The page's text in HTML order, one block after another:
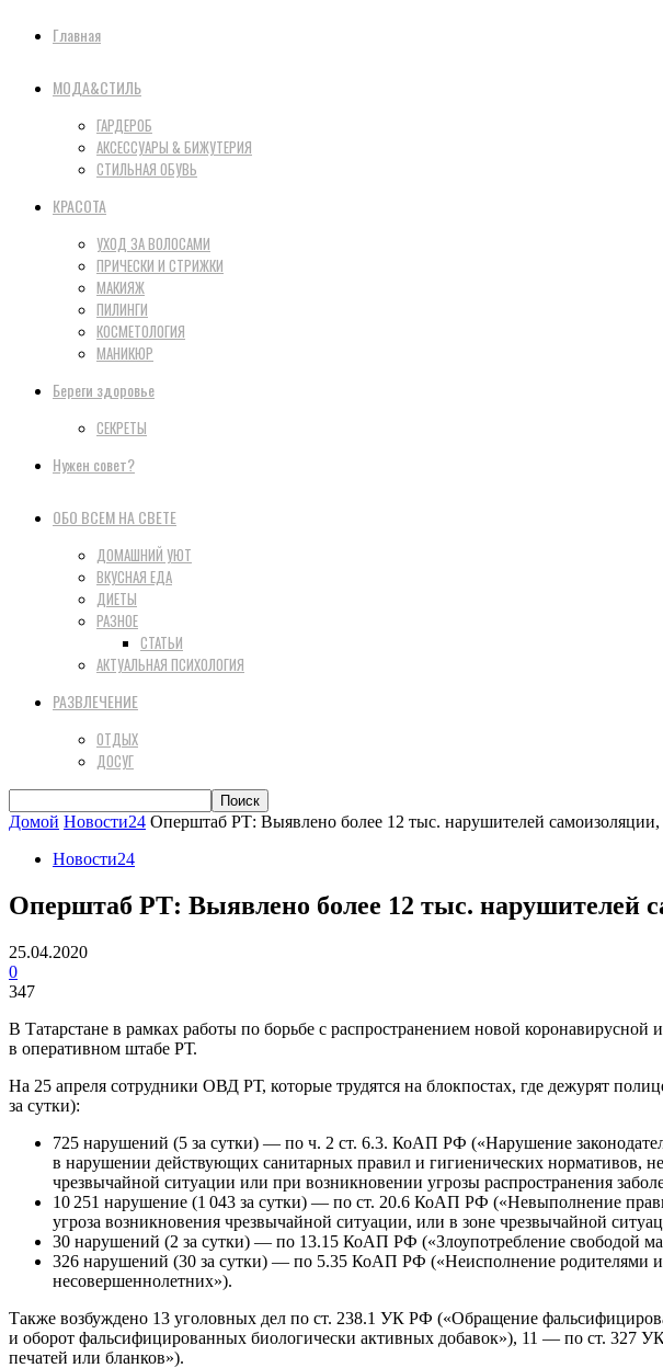
Главная
МОДА&СТИЛЬ
ГАРДЕРОБ
АКСЕССУАРЫ & БИЖУТЕРИЯ
СТИЛЬНАЯ ОБУВЬ
КРАСОТА
УХОД ЗА ВОЛОСАМИ
ПРИЧЕСКИ И СТРИЖКИ
МАКИЯЖ
ПИЛИНГИ
КОСМЕТОЛОГИЯ
МАНИКЮР
Береги здоровье
СЕКРЕТЫ
Нужен совет?
ОБО ВСЕМ НА СВЕТЕ
ДОМАШНИЙ УЮТ
ВКУСНАЯ ЕДА
ДИЕТЫ
РАЗНОЕ
СТАТЬИ
АКТУАЛЬНАЯ ПСИХОЛОГИЯ
РАЗВЛЕЧЕНИЕ
ОТДЫХ
ДОСУГ
Домой Новости24 Оперштаб РТ: Выявлено более 12 тыс. нарушителей самоизоляции,
Новости24
Оперштаб РТ: Выявлено более 12 тыс. нарушителей
25.04.2020
0
347
В Татарстане в рамках работы по борьбе с распространением новой
в оперативном штабе РТ.
На 25 апреля сотрудники ОВД РТ, которые трудятся на блокпостах, где дежурят
за сутки):
725 нарушений (5 за сутки) — по ч. 2 ст. 6.3. КоАП РФ («Нарушение
в нарушении действующих санитарных правил и гигиенических нормативов,
чрезвычайной ситуации или при возникновении угрозы распространения
10 251 нарушение (1 043 за сутки) — по ст. 20.6 КоАП РФ («Невыполнение
угроза возникновения чрезвычайной ситуации, или в зоне чрезвычайной
30 нарушений (2 за сутки) — по 13.15 КоАП РФ («Злоупотребление свободой
326 нарушений (30 за сутки) — по 5.35 КоАП РФ («Неисполнение родителями
несовершеннолетних»).
Также возбуждено 13 уголовных дел по ст. 238.1 УК РФ («Обращение
и оборот фальсифицированных биологически активных добавок»), 11 — по ст. 327
печатей или бланков»).